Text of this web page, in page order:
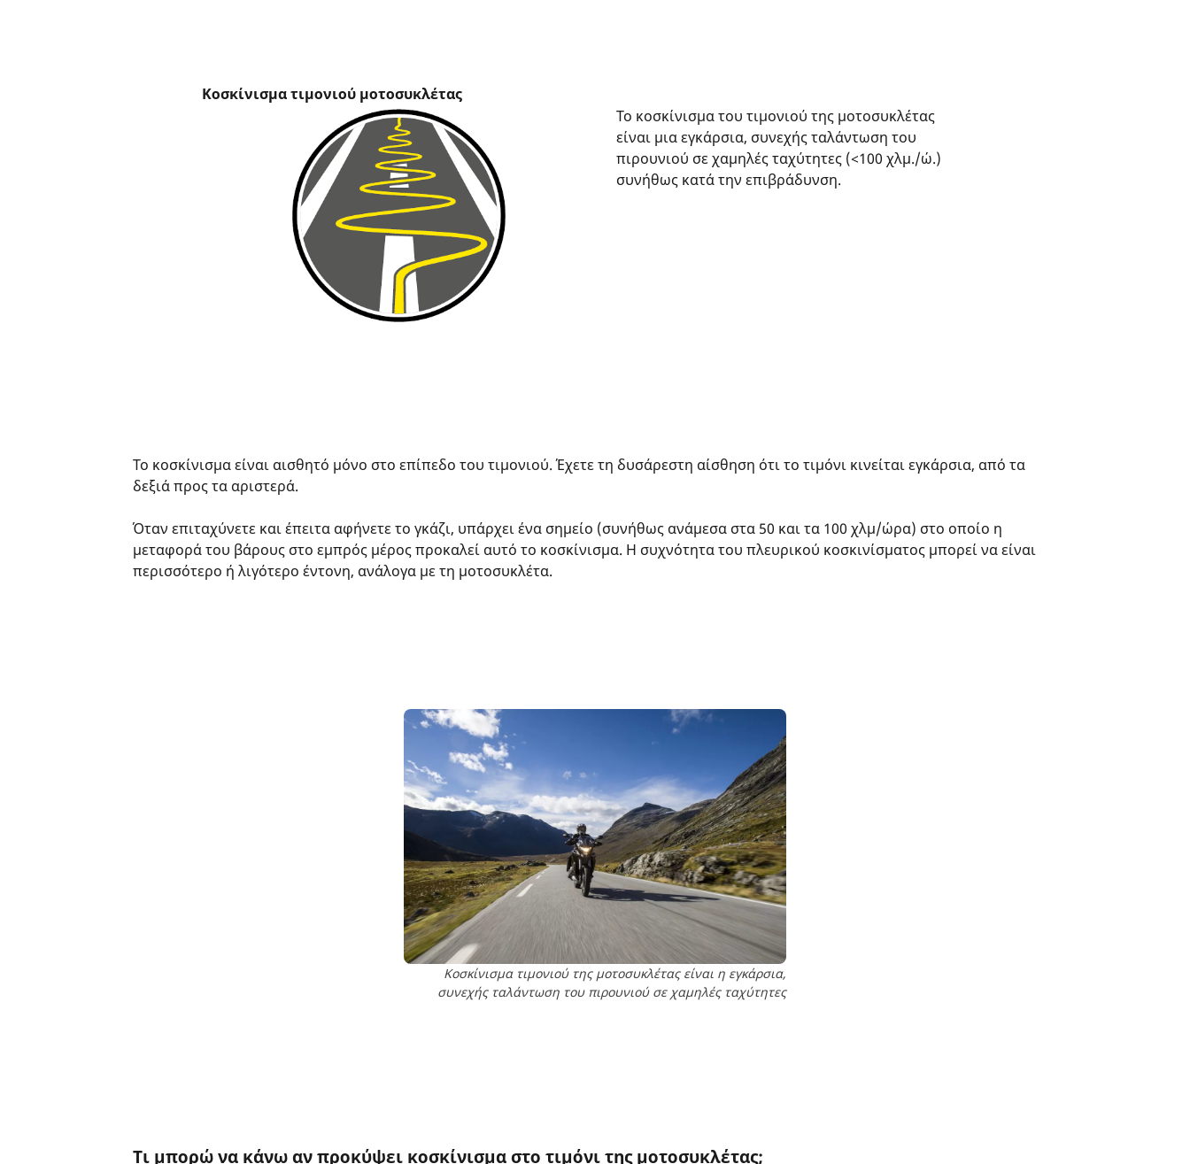
Κοσκίνισμα τιμονιού μοτοσυκλέτας
Το κοσκίνισμα του τιμονιού της μοτοσυκλέτας
είναι μια εγκάρσια, συνεχής ταλάντωση του
πιρουνιού σε χαμηλές ταχύτητες (<100 χλμ./ώ.)
συνήθως κατά την επιβράδυνση.
Το κοσκίνισμα είναι αισθητό μόνο στο επίπεδο του τιμονιού. Έχετε τη δυσάρεστη αίσθηση ότι το τιμόνι κινείται εγκάρσια, από τα
δεξιά προς τα αριστερά.
Όταν επιταχύνετε και έπειτα αφήνετε το γκάζι, υπάρχει ένα σημείο (συνήθως ανάμεσα στα 50 και τα 100 χλμ/ώρα) στο οποίο η
μεταφορά του βάρους στο εμπρός μέρος προκαλεί αυτό το κοσκίνισμα. Η συχνότητα του πλευρικού κοσκινίσματος μπορεί να είναι
περισσότερο ή λιγότερο έντονη, ανάλογα με τη μοτοσυκλέτα.
Κοσκίνισμα τιμονιού της μοτοσυκλέτας είναι η εγκάρσια,
συνεχής ταλάντωση του πιρουνιού σε χαμηλές ταχύτητες
Τι μπορώ να κάνω αν προκύψει κοσκίνισμα στο τιμόνι της μοτοσυκλέτας;